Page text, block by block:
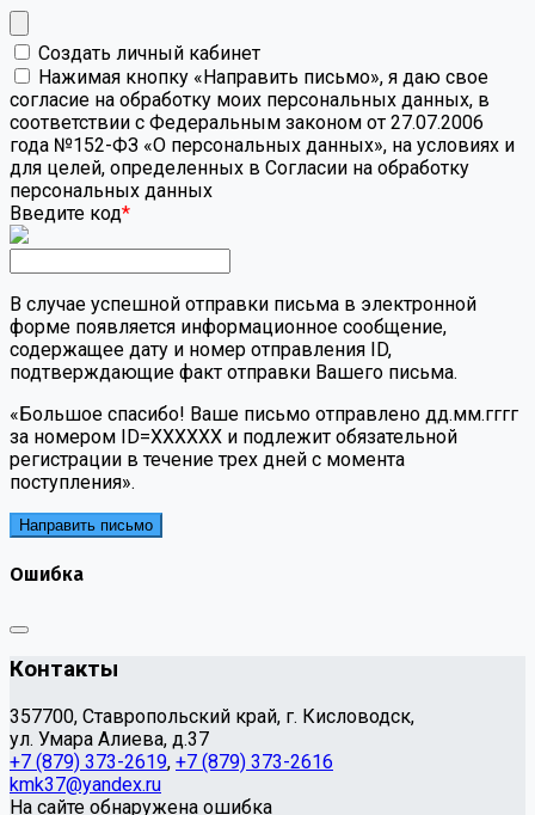
Создать личный кабинет
Нажимая кнопку «Направить письмо», я даю свое
согласие на обработку моих персональных данных, в
соответствии с Федеральным законом от 27.07.2006
года №152-ФЗ «О персональных данных», на условиях и
для целей, определенных в Согласии на обработку
персональных данных
Введите код*
В случае успешной отправки письма в электронной
форме появляется информационное сообщение,
содержащее дату и номер отправления ID,
подтверждающие факт отправки Вашего письма.
«Большое спасибо! Ваше письмо отправлено дд.мм.гггг
за номером ID=ХХХХХХ и подлежит обязательной
регистрации в течение трех дней с момента
поступления».
Направить письмо
Ошибка
Контакты
357700, Ставропольский край, г. Кисловодск,
ул. Умара Алиева, д.37
+7 (879) 373-2619, +7 (879) 373-2616
kmk37@yandex.ru
На сайте обнаружена ошибка